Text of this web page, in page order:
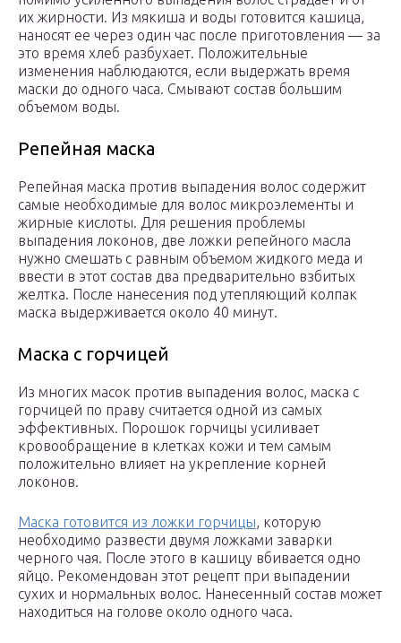
их жирности. Из мякиша и воды готовится кашица,
наносят ее через один час после приготовления — за
это время хлеб разбухает. Положительные
изменения наблюдаются, если выдержать время
маски до одного часа. Смывают состав большим
объемом воды.
Репейная маска
Репейная маска против выпадения волос содержит
самые необходимые для волос микроэлементы и
жирные кислоты. Для решения проблемы
выпадения локонов, две ложки репейного масла
нужно смешать с равным объемом жидкого меда и
ввести в этот состав два предварительно взбитых
желтка. После нанесения под утепляющий колпак
маска выдерживается около 40 минут.
Маска с горчицей
Из многих масок против выпадения волос, маска с
горчицей по праву считается одной из самых
эффективных. Порошок горчицы усиливает
кровообращение в клетках кожи и тем самым
положительно влияет на укрепление корней
локонов.
Маска готовится из ложки горчицы, которую
необходимо развести двумя ложками заварки
черного чая. После этого в кашицу вбивается одно
яйцо. Рекомендован этот рецепт при выпадении
сухих и нормальных волос. Нанесенный состав может
находиться на голове около одного часа.